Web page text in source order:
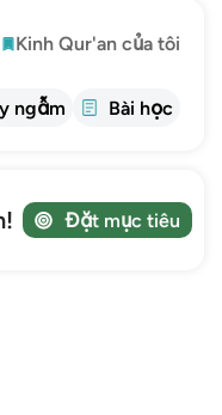
Kinh Qur'an của tôi
ngẫm Bài học
Đặt mục tiêu